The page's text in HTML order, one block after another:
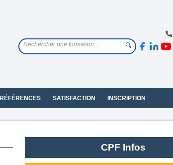
🔍
RÉFÉRENCES SATISFACTION INSCRIPTION
CPF Infos